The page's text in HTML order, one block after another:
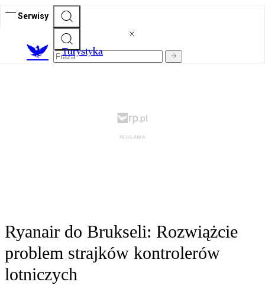
Serwisy
Turystyka
Ryanair do Brukseli: Rozwiążcie
problem strajków kontrolerów
lotniczych